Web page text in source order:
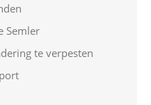
Semler
te verpesten